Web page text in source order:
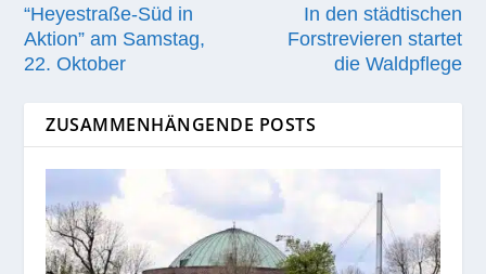
“Heyestraße-Süd in
Aktion” am Samstag,
22. Oktober
In den städtischen
Forstrevieren startet
die Waldpflege
ZUSAMMENHÄNGENDE POSTS